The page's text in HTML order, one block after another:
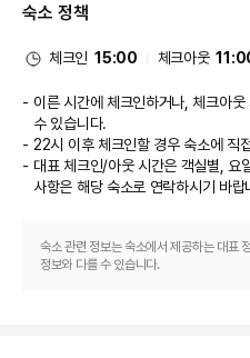
숙소 정책
체크인 15:00 체크아웃
이른 시간에 체크인하거나, 체크아
수 있습니다.
22시 이후 체크인할 경우 숙소에 직
대표 체크인/아웃 시간은 객실별, 요
사항은 해당 숙소로 연락하시기 바랍
숙소 관련 정보는 숙소에서 제공하는 대표
정보와 다를 수 있습니다.